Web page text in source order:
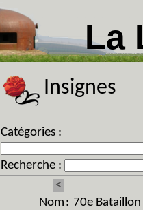
La
Insignes
Catégories :
Recherche :
<
Nom : 70e